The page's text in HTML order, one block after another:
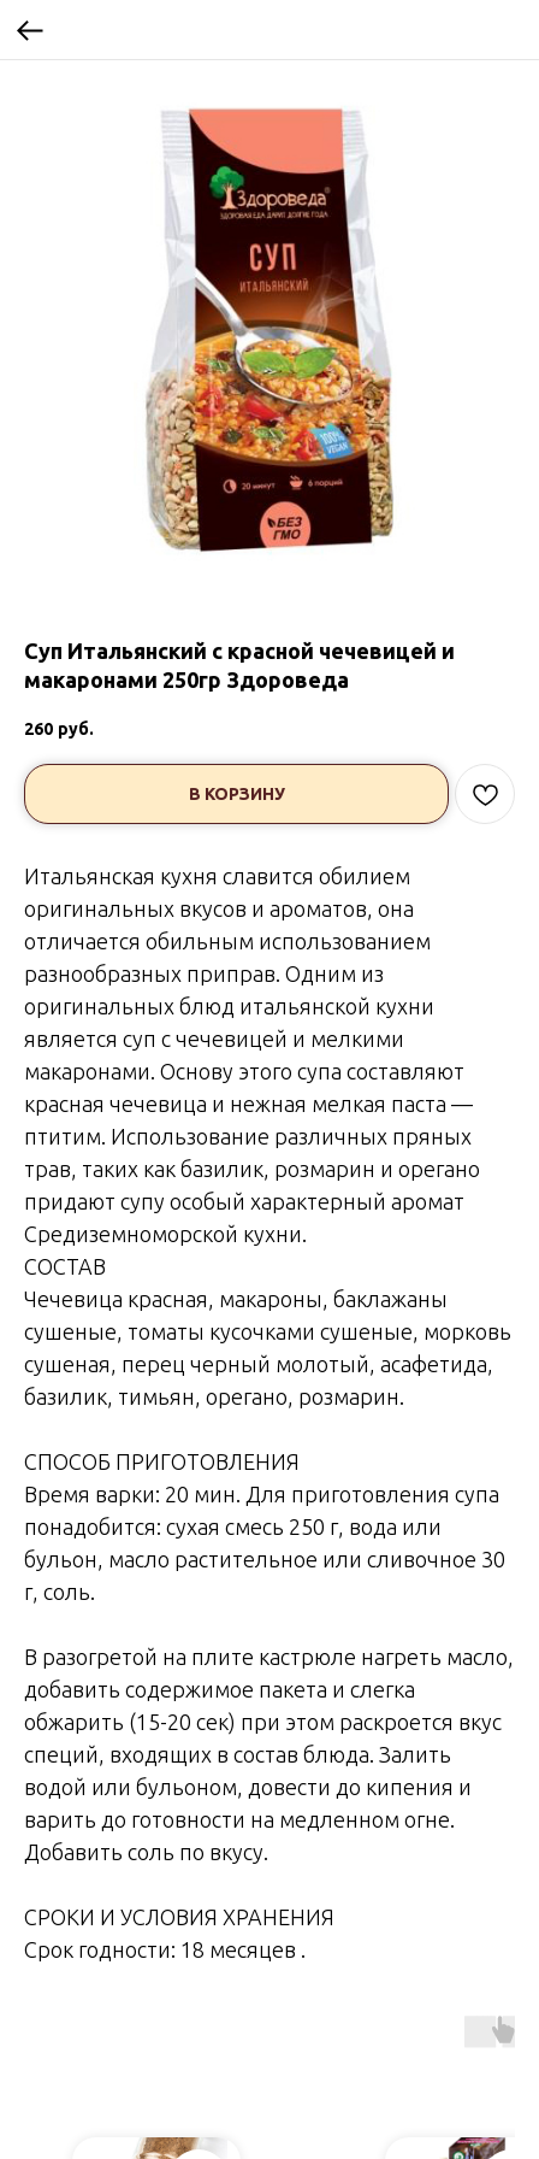
Суп Итальянский с красной чечевицей и
макаронами 250гр Здороведа
260 руб.
В КОРЗИНУ
Итальянская кухня славится обилием
оригинальных вкусов и ароматов, она
отличается обильным использованием
разнообразных приправ. Одним из
оригинальных блюд итальянской кухни
является суп с чечевицей и мелкими
макаронами. Основу этого супа составляют
красная чечевица и нежная мелкая паста —
птитим. Использование различных пряных
трав, таких как базилик, розмарин и орегано
придают супу особый характерный аромат
Средиземноморской кухни.
СОСТАВ
Чечевица красная, макароны, баклажаны
сушеные, томаты кусочками сушеные, морковь
сушеная, перец черный молотый, асафетида,
базилик, тимьян, орегано, розмарин.
СПОСОБ ПРИГОТОВЛЕНИЯ
Время варки: 20 мин. Для приготовления супа
понадобится: сухая смесь 250 г, вода или
бульон, масло растительное или сливочное 30
г, соль.
В разогретой на плите кастрюле нагреть масло,
добавить содержимое пакета и слегка
обжарить (15-20 сек) при этом раскроется вкус
специй, входящих в состав блюда. Залить
водой или бульоном, довести до кипения и
варить до готовности на медленном огне.
Добавить соль по вкусу.
СРОКИ И УСЛОВИЯ ХРАНЕНИЯ
Срок годности: 18 месяцев .